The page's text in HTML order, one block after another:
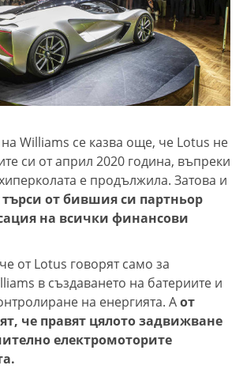
Williams се казва още, че Lotus не
си от април 2020 година, въпреки
е продължила. Затова и
от бившия си партньор
на всички финансови
от Lotus говорят само за
в създаването на батериите и
на енергията. Аот
че правят цялото задвижване
електромоторите